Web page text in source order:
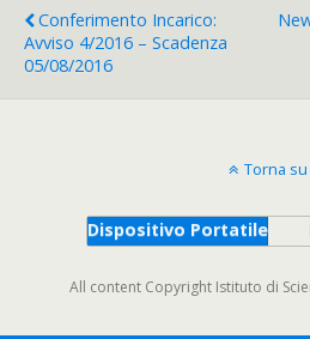
Conferimento Incarico:
Avviso 4/2016 – Scadenza
05/08/2016
Torna su
Dispositivo Portatile
All content Copyright Istituto di